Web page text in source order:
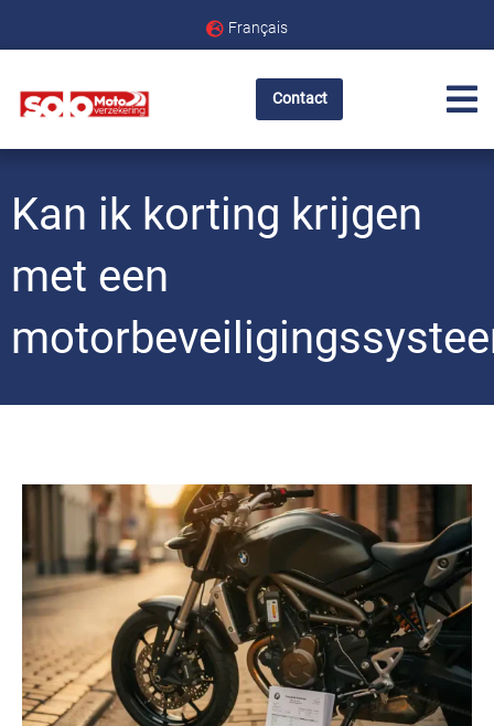
Français
Contact
Kan ik korting krijgen
met een